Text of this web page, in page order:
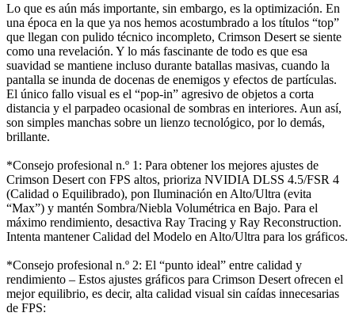
Lo que es aún más importante, sin embargo, es la optimización. En
una época en la que ya nos hemos acostumbrado a los títulos “top”
que llegan con pulido técnico incompleto, Crimson Desert se siente
como una revelación. Y lo más fascinante de todo es que esa
suavidad se mantiene incluso durante batallas masivas, cuando la
pantalla se inunda de docenas de enemigos y efectos de partículas.
El único fallo visual es el “pop-in” agresivo de objetos a corta
distancia y el parpadeo ocasional de sombras en interiores. Aun así,
son simples manchas sobre un lienzo tecnológico, por lo demás,
brillante.
*Consejo profesional n.º 1: Para obtener los mejores ajustes de
Crimson Desert con FPS altos, prioriza NVIDIA DLSS 4.5/FSR 4
(Calidad o Equilibrado), pon Iluminación en Alto/Ultra (evita
“Max”) y mantén Sombra/Niebla Volumétrica en Bajo. Para el
máximo rendimiento, desactiva Ray Tracing y Ray Reconstruction.
Intenta mantener Calidad del Modelo en Alto/Ultra para los gráficos.
*Consejo profesional n.º 2: El “punto ideal” entre calidad y
rendimiento – Estos ajustes gráficos para Crimson Desert ofrecen el
mejor equilibrio, es decir, alta calidad visual sin caídas innecesarias
de FPS: